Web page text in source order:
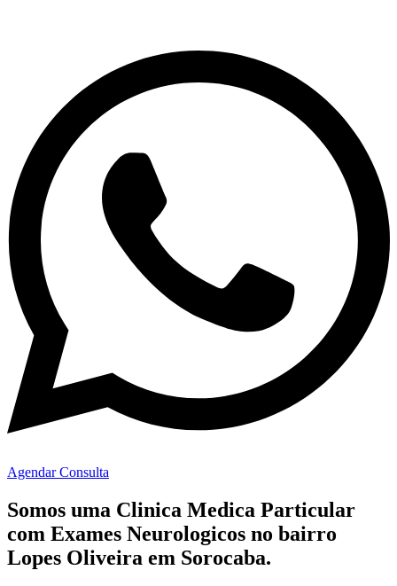
Agendar Consulta
Somos uma Clinica Medica Particular
com Exames Neurologicos no bairro
Lopes Oliveira em Sorocaba.